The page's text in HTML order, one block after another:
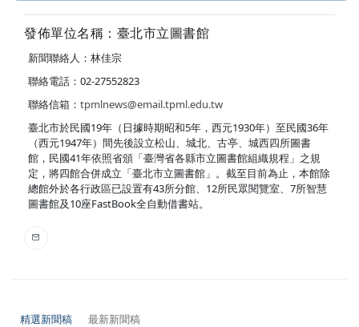
發佈單位名稱：臺北市立圖書館
新聞聯絡人：林佳宗
聯絡電話：02-27552823
聯絡信箱： tpmlnews@email.tpml.edu.tw
臺北市於民國19年（日據時期昭和5年，西元1930年）至民國36年
（西元1947年）間先後設立松山、城北、古亭、城西四所圖書
館，民國41年依照省頒「臺灣省各縣市立圖書館組織規程」之規
定，將四館合併成立「臺北市立圖書館」。截至目前為止，本館除
總館外於各行政區已設置有43所分館、12所民眾閱覽室、7所智慧
圖書館及10座FastBook全自動借書站。
精選新聞稿 最新新聞稿